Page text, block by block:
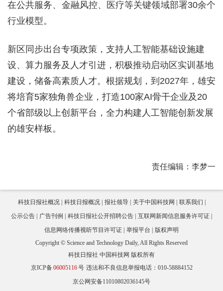
在公共服务、金融风控、医疗等关键领域部署30余个
行业模型。
新区同步出台专项政策，支持人工智能基础设施建
设、算力服务及人才引进，积极推动启动区实训基地
建设，储备高素质人才。根据规划，到2027年，雄安
将培育5家独角兽企业，打造100家AI骨干企业及20
个省部级以上创新平台，全力构建人工智能创新发展
的雄安样板。
责任编辑：李梦一
科技日报社概况 科技日报概况 报社领导 关于中国科技网
联系我们
公示公告
广告刊例 科技日报社公开招聘公告
互联网新闻信息服务许可证
信息网络传播视听节目许可证
举报平台
版权声明
Copyright © Science and Technology Daily, All Rights Reserved
科技日报社 中国科技网 版权所有
京ICP备06005116号 违法和不良信息举报电话：010-58884152
京公网安备11010802036145号